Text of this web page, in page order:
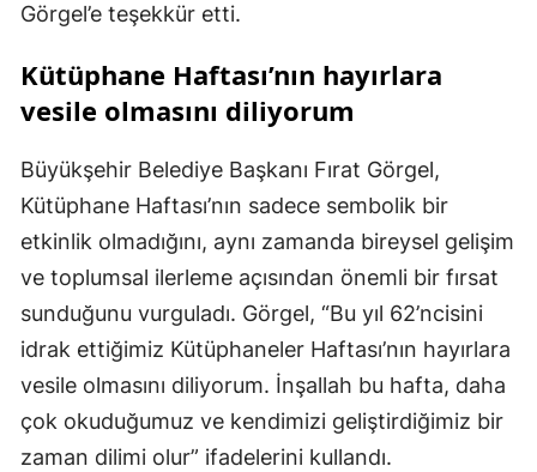
Görgel’e teşekkür etti.
Kütüphane Haftası’nın hayırlara
vesile olmasını diliyorum
Büyükşehir Belediye Başkanı Fırat Görgel,
Kütüphane Haftası’nın sadece sembolik bir
etkinlik olmadığını, aynı zamanda bireysel gelişim
ve toplumsal ilerleme açısından önemli bir fırsat
sunduğunu vurguladı. Görgel, “Bu yıl 62’ncisini
idrak ettiğimiz Kütüphaneler Haftası’nın hayırlara
vesile olmasını diliyorum. İnşallah bu hafta, daha
çok okuduğumuz ve kendimizi geliştirdiğimiz bir
zaman dilimi olur” ifadelerini kullandı.